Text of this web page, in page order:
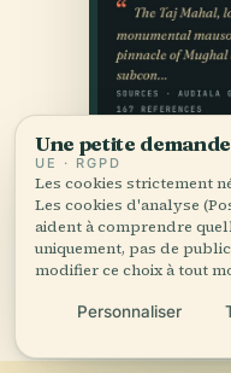
Une petite
UE · RGPD
Les cookies strictement
Les cookies d'analyse
aident à comprendre
uniquement, pas de
modifier ce choix à tout
Personnaliser